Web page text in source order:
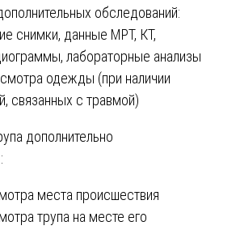
обследований:
снимки, данные МРТ, КТ,
лабораторные анализы
одежды (при наличии
связанных с травмой)
дополнительно
места происшествия
трупа на месте его